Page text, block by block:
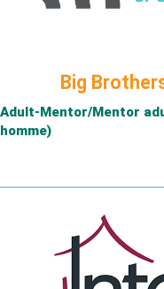
Big
Adult-Mentor/Mentor
homme)